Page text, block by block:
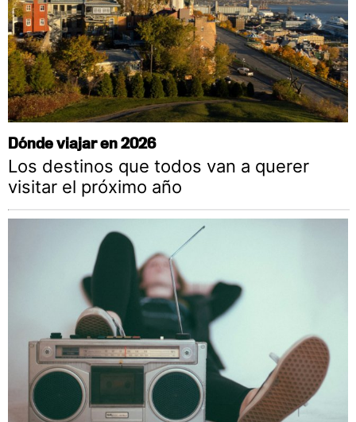
Dónde viajar en 2026
Los destinos que todos van a querer
visitar el próximo año